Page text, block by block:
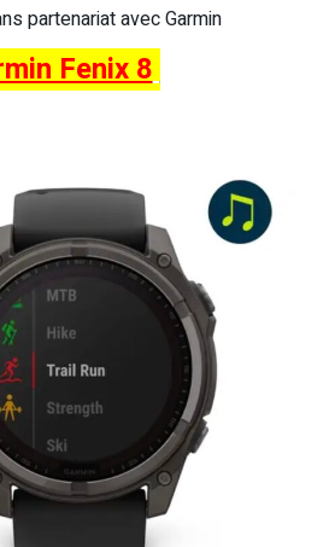
partenariat avec Garmin
Fenix 8